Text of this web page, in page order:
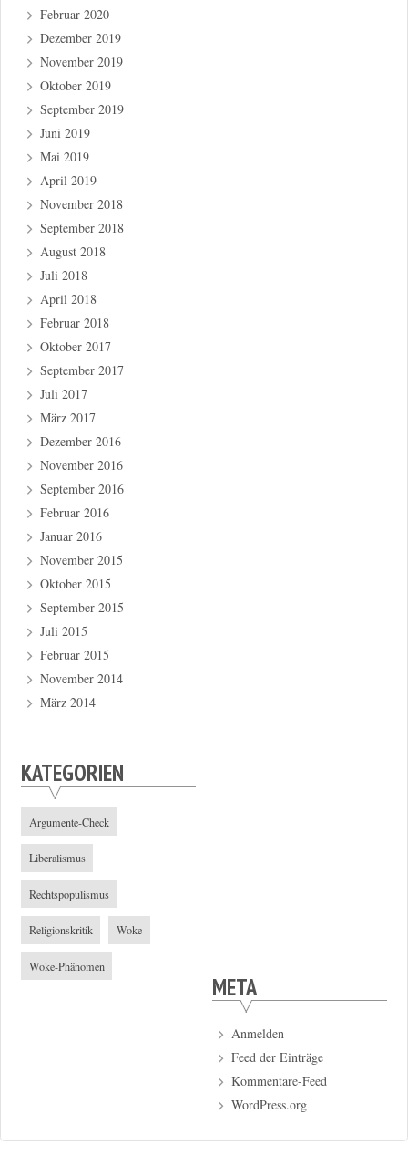
Februar 2020
Dezember 2019
November 2019
Oktober 2019
September 2019
Juni 2019
Mai 2019
April 2019
November 2018
September 2018
August 2018
Juli 2018
April 2018
Februar 2018
Oktober 2017
September 2017
Juli 2017
März 2017
Dezember 2016
November 2016
September 2016
Februar 2016
Januar 2016
November 2015
Oktober 2015
September 2015
Juli 2015
Februar 2015
November 2014
März 2014
KATEGORIEN
Argumente-Check
Liberalismus
Rechtspopulismus
Religionskritik Woke
Woke-Phänomen
META
Anmelden
Feed der Einträge
Kommentare-Feed
WordPress.org